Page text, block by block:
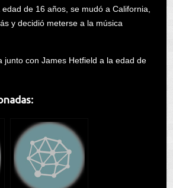
de 16 años, se mudó a California,
y decidió meterse a la música
junto con James Hetfield a la edad de